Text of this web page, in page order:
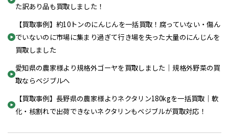
た訳あり品も買取しました！
【買取事例】約10トンのにんじんを一括買取！腐っていない・傷ん
でいないのに市場に集まり過ぎて行き場を失った大量のにんじんを
買取しました
愛知県の農家様より規格外ゴーヤを買取しました｜規格外野菜の買
取ならベジブルへ
【買取事例】長野県の農家様よりネクタリン180kgを一括買取｜軟
化・核割れで出荷できないネクタリンもベジブルが買取対応！